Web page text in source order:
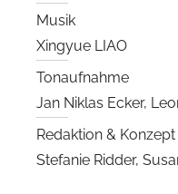
Musik
Xingyue LIAO
Tonaufnahme
Jan Niklas Ecker,
Redaktion & Konzept
Stefanie Ridder,